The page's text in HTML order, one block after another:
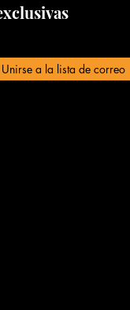
Unirse a la lista de correo